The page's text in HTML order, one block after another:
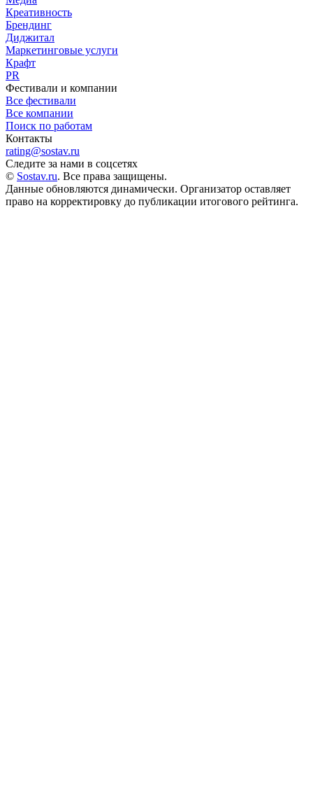
Креативность
Брендинг
Диджитал
Маркетинговые услуги
Крафт
PR
Фестивали и компании
Все фестивали
Все компании
Поиск по работам
Контакты
rating@sostav.ru
Следите за нами в соцсетях
© Sostav.ru. Все права защищены.
Данные обновляются динамически. Организатор оставляет
право на корректировку до публикации итогового рейтинга.